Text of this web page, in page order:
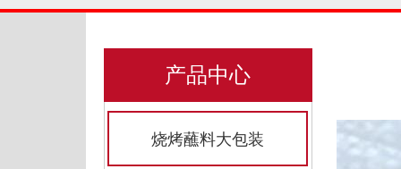
产品中心
烧烤蘸料大包装